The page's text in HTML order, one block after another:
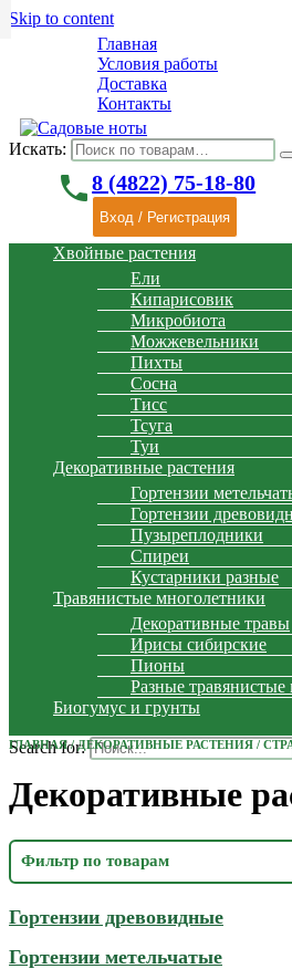
Skip to content
Главная
Условия работы
Доставка
Контакты
Искать:
phone8 (4822) 75-18-80
Вход / Регистрация
Хвойные растения
Ели
Кипарисовик
Микробиота
Можжевельники
Пихты
Сосна
Тисс
Тсуга
Туи
Декоративные растения
Гортензии
Гортензии
Пузыреплодники
Спиреи
Кустарники разные
Травянистые многолетники
Декоративные травы
Ирисы сибирские
Пионы
Разные
Биогумус и грунты
Search for:
ГЛАВНАЯ/ДЕКОРАТИВНЫЕ РАСТЕНИЯ /
Декоративные
Фильтр по товарам
Гортензии древовидные
Гортензии метельчатые